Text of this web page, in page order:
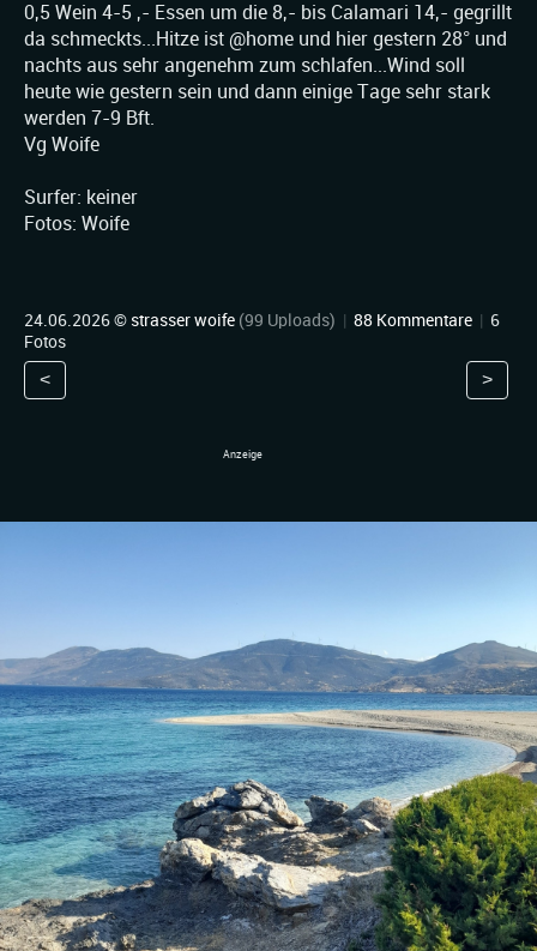
0,5 Wein 4-5 ,- Essen um die 8,- bis Calamari 14,- gegrillt
da schmeckts...Hitze ist @home und hier gestern 28° und
nachts aus sehr angenehm zum schlafen...Wind soll
heute wie gestern sein und dann einige Tage sehr stark
werden 7-9 Bft.
Vg Woife
Surfer: keiner
Fotos: Woife
24.06.2026 © strasser woife (99 Uploads) | 88 Kommentare | 6
Fotos
< >